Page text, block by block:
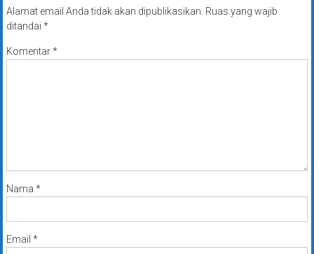
Alamat email Anda tidak akan dipublikasikan. Ruas yang wajib
ditandai *
Komentar*
Nama *
Email *